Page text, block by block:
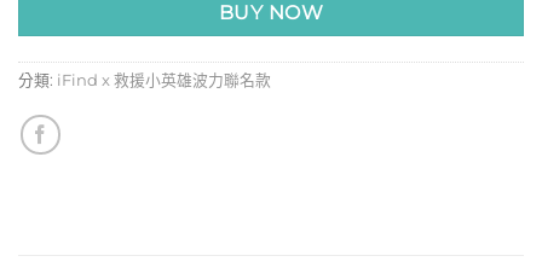
BUY NOW
分類: iFind x 救援小英雄波力聯名款